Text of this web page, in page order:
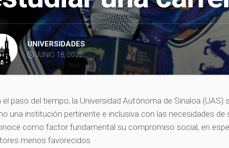
UNIVERSIDADES
JUNIO 18, 2022
el paso del tiempo, la Universidad Autónoma de Sinaloa (UAS)
una institución pertinente e inclusiva con las necesidades de
como factor fundamental su compromiso social, en
menos favorecidos